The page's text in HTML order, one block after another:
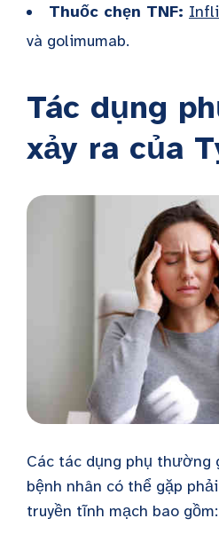
Thuốc chẹn TNF:
và golimumab.
Tác dụng
xảy ra của
Các tác dụng phụ thường
bệnh nhân có thể gặp
truyền tĩnh mạch bao gồm: